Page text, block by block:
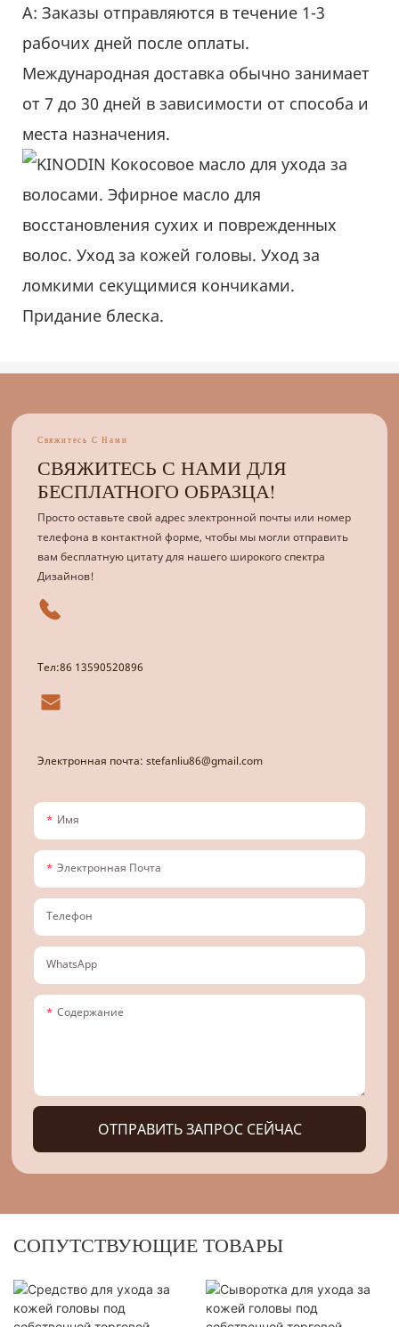
A: Заказы отправляются в течение 1-3
рабочих дней после оплаты.
Международная доставка обычно занимает
от 7 до 30 дней в зависимости от способа и
места назначения.
Свяжитесь С Нами
СВЯЖИТЕСЬ С НАМИ ДЛЯ
БЕСПЛАТНОГО ОБРАЗЦА!
Просто оставьте свой адрес электронной почты или номер
телефона в контактной форме, чтобы мы могли отправить
вам бесплатную цитату для нашего широкого спектра
Дизайнов!
Тел:86 13590520896
Электронная почта: stefanliu86@gmail.com
Имя
Электронная Почта
Телефон
WhatsApp
Содержание
ОТПРАВИТЬ ЗАПРОС СЕЙЧАС
СОПУТСТВУЮЩИЕ ТОВАРЫ